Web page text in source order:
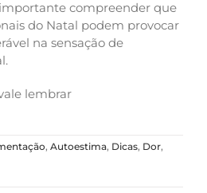
compreender que
do Natal podem provocar
na sensação de
lembrar
, Autoestima, Dicas, Dor,